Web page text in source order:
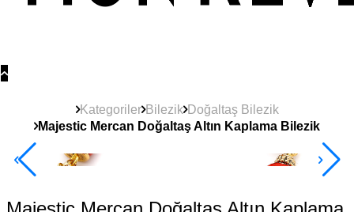
Kategoriler Bilezik Doğaltaş Bilezik
Majestic Mercan Doğaltaş Altın Kaplama Bilezik
2+ Ürüne +%10